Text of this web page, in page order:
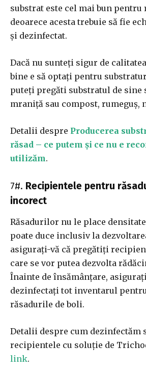
substrat este cel mai bun pentru
deoarece acesta trebuie să fie
și dezinfectat.
Dacă nu sunteți sigur de
bine e să optați pentru
puteți pregăti substratul de sine
mraniță sau compost, rumeguș,
Detalii despre Producerea
răsad – ce putem și ce nu e
utilizăm.
7#. Recipientele pentru
incorect
Răsadurilor nu le place
poate duce inclusiv la
asigurați-vă că pregătiți
care se vor putea dezvolta
Înainte de însămânțare,
dezinfectați tot inventarul
răsadurile de boli.
Detalii despre cum dezinfectăm
recipientele cu soluție de
link.